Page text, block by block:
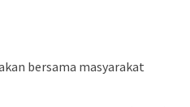
bersama masyarakat